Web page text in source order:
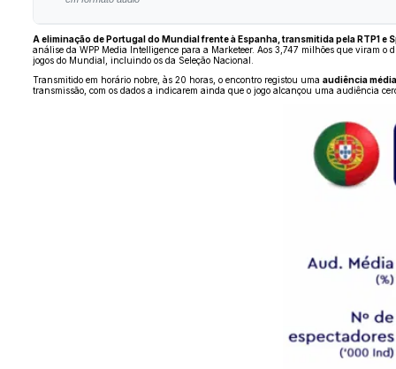
A eliminação de Portugal do Mundial frente à Espanha, transmitida pela RTP1
análise da WPP Media Intelligence para a Marketeer. Aos 3,747 milhões que viram o
jogos do Mundial, incluindo os da Seleção Nacional.
Transmitido em horário nobre, às 20 horas, o encontro registou uma audiência
transmissão, com os dados a indicarem ainda que o jogo alcançou uma audiência